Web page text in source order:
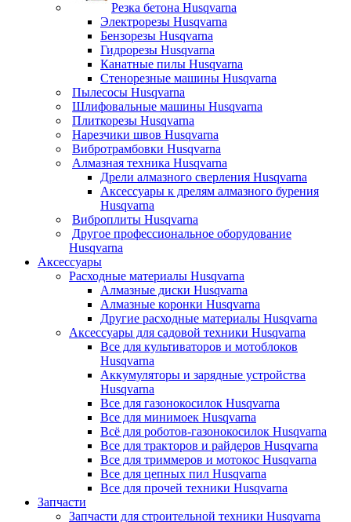
Резка бетона Husqvarna
Электрорезы Husqvarna
Бензорезы Husqvarna
Гидрорезы Husqvarna
Канатные пилы Husqvarna
Стенорезные машины Husqvarna
Пылесосы Husqvarna
Шлифовальные машины Husqvarna
Плиткорезы Husqvarna
Нарезчики швов Husqvarna
Вибротрамбовки Husqvarna
Алмазная техника Husqvarna
Дрели алмазного сверления Husqvarna
Аксессуары к дрелям алмазного бурения
Husqvarna
Виброплиты Husqvarna
Другое профессиональное оборудование
Husqvarna
Аксессуары
Расходные материалы Husqvarna
Алмазные диски Husqvarna
Алмазные коронки Husqvarna
Другие расходные материалы Husqvarna
Аксессуары для садовой техники Husqvarna
Все для культиваторов и мотоблоков
Husqvarna
Аккумуляторы и зарядные устройства
Husqvarna
Все для газонокосилок Husqvarna
Все для минимоек Husqvarna
Всё для роботов-газонокосилок Husqvarna
Все для тракторов и райдеров Husqvarna
Все для триммеров и мотокос Husqvarna
Все для цепных пил Husqvarna
Все для прочей техники Husqvarna
Запчасти
Запчасти для строительной техники Husqvarna